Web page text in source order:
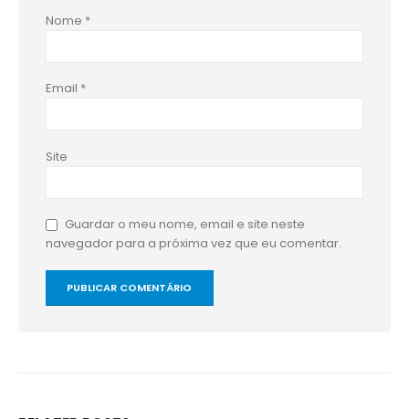
Nome *
Email *
Site
Guardar o meu nome, email e site neste
navegador para a próxima vez que eu comentar.